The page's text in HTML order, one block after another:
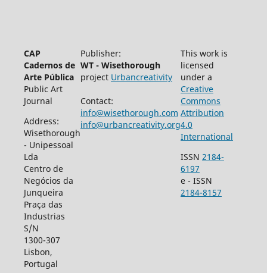
CAP
Cadernos de
Arte Pública
Public Art
Journal
Address:
Wisethorough
- Unipessoal
Lda
Centro de
Negócios da
Junqueira
Praça das
Industrias
S/N
1300-307
Lisbon,
Portugal
Publisher:
WT - Wisethorough
project Urbancreativity
Contact:
info@wisethorough.com
info@urbancreativity.org
This work is
licensed
under a
Creative
Commons
Attribution
4.0
International
ISSN 2184-
6197
e - ISSN
2184-8157